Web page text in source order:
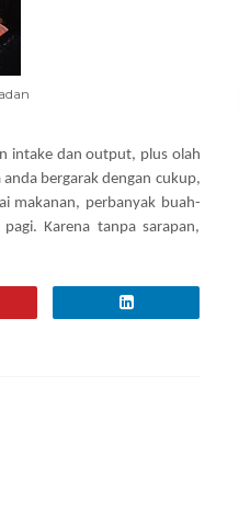
intake dan output, plus olah
bergarak dengan cukup,
makanan, perbanyak buah-
Karena tanpa sarapan,